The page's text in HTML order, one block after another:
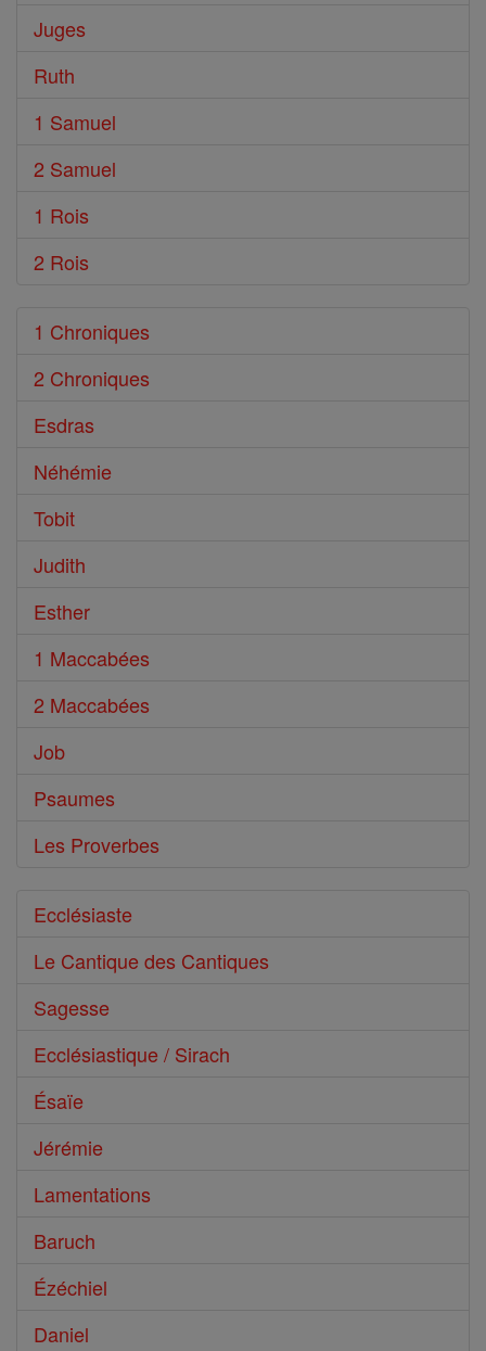
Juges
Ruth
1 Samuel
2 Samuel
1 Rois
2 Rois
1 Chroniques
2 Chroniques
Esdras
Néhémie
Tobit
Judith
Esther
1 Maccabées
2 Maccabées
Job
Psaumes
Les Proverbes
Ecclésiaste
Le Cantique des Cantiques
Sagesse
Ecclésiastique / Sirach
Ésaïe
Jérémie
Lamentations
Baruch
Ézéchiel
Daniel